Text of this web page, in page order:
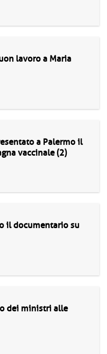
lavoro a Maria
a Palermo il
vaccinale (2)
il documentario su
dei ministri alle